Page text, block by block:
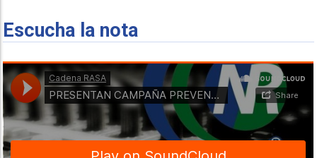
Escucha la nota